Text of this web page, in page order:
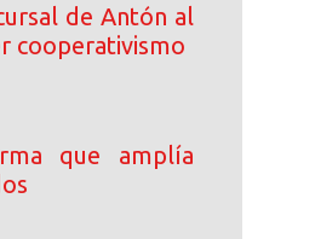
de Antón al
cooperativismo
que amplía